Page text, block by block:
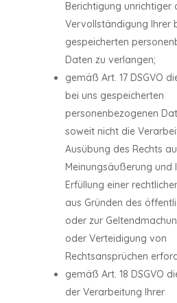
Berichtigung unrichtiger
Vervollständigung Ihrer
gespeicherten
Daten zu verlangen;
gemäß Art. 17 DSGVO
bei uns gespeicherten
personenbezogenen
soweit nicht die
Ausübung des Rechts
Meinungsäußerung und
Erfüllung einer
aus Gründen des
oder zur
oder Verteidigung von
Rechtsansprüchen
gemäß Art. 18 DSGVO
der Verarbeitung Ihrer